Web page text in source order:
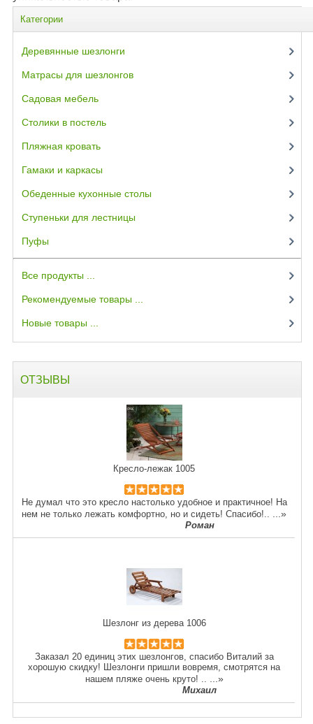
Категории
Деревянные шезлонги
Матрасы для шезлонгов
Садовая мебель
Столики в постель
Пляжная кровать
Гамаки и каркасы
Обеденные кухонные столы
Ступеньки для лестницы
Пуфы
Все продукты ...
Рекомендуемые товары ...
Новые товары ...
ОТЗЫВЫ
Кресло-лежак 1005
Не думал что это кресло настолько удобное и практичное! На
нем не только лежать комфортно, но и сидеть! Спасибо!.. ...»
Роман
Шезлонг из дерева 1006
Заказал 20 единиц этих шезлонгов, спасибо Виталий за
хорошую скидку! Шезлонги пришли вовремя, смотрятся на
нашем пляже очень круто! .. ...»
Михаил